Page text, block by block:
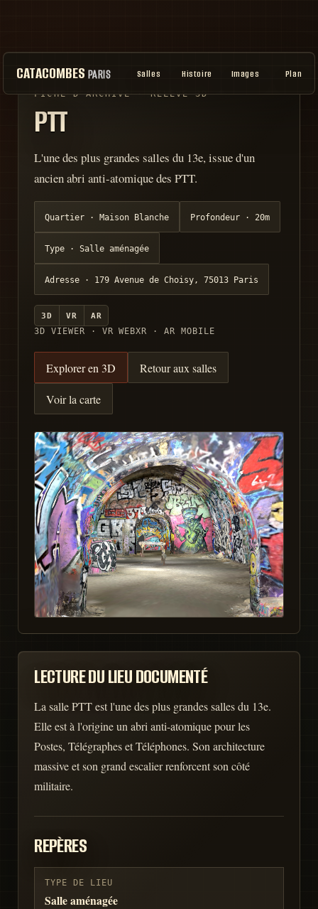
CATACOMBES PARIS Salles Histoire Images Plan
FICHE D'ARCHIVE · RELEVÉ 3D
PTT
L'une des plus grandes salles du 13e, issue d'un
ancien abri anti-atomique des PTT.
Quartier ·Maison Blanche Profondeur · 20m
Type ·Salle aménagée
Adresse · 179 Avenue de Choisy, 75013 Paris
3D VR AR
3D VIEWER · VR WEBXR · AR MOBILE
Explorer en 3D Retour aux salles
Voir la carte
LECTURE DU LIEU DOCUMENTÉ
La salle PTT est l'une des plus grandes salles du 13e.
Elle est à l'origine un abri anti-atomique pour les
Postes, Télégraphes et Téléphones. Son architecture
massive et son grand escalier renforcent son côté
militaire.
REPÈRES
TYPE DE LIEU
Salle aménagée